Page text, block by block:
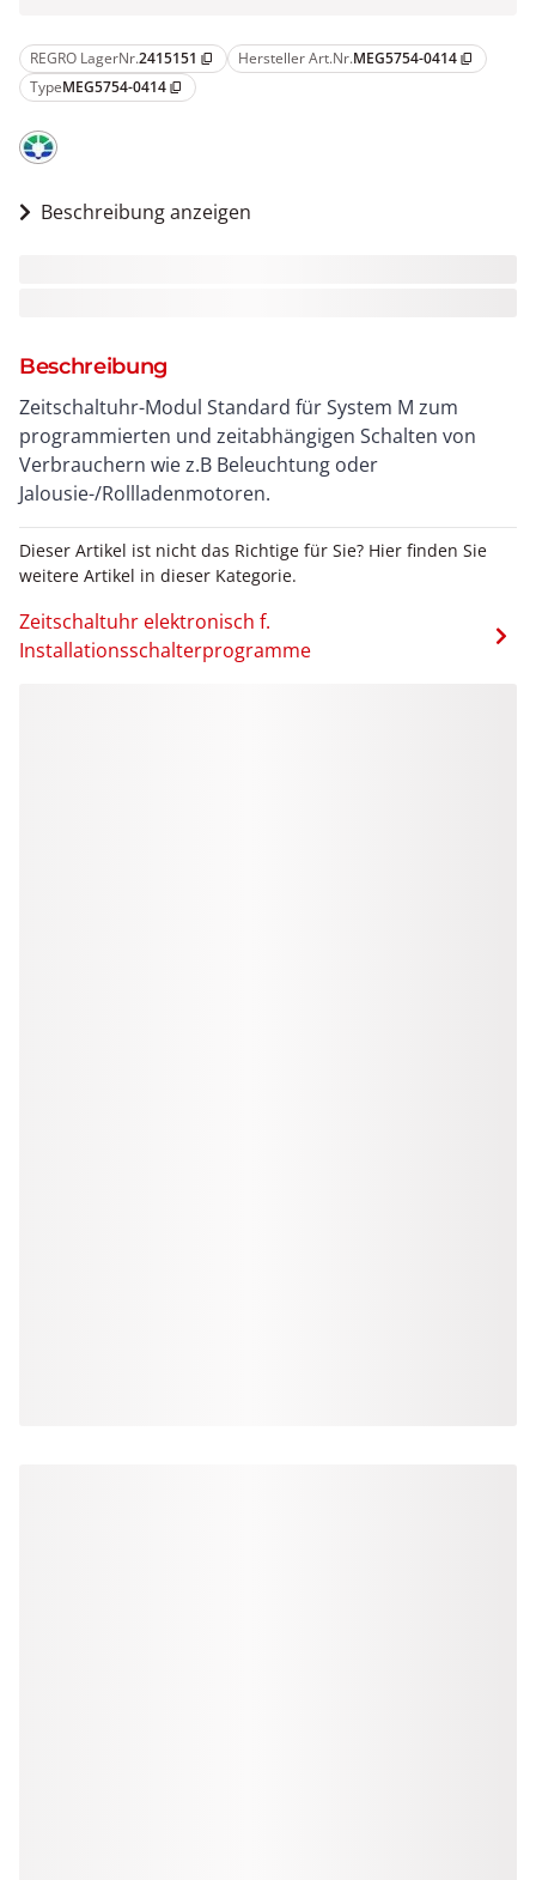
REGRO LagerNr.2415151 content_copy Hersteller Art.Nr.MEG5754-0414 content_copy
TypeMEG5754-0414 content_copy
Beschreibung anzeigen
Beschreibung
Zeitschaltuhr-Modul Standard für System M zum
programmierten und zeitabhängigen Schalten von
Verbrauchern wie z.B Beleuchtung oder
Jalousie-/Rollladenmotoren.
Dieser Artikel ist nicht das Richtige für Sie? Hier finden Sie
weitere Artikel in dieser Kategorie.
Zeitschaltuhr elektronisch f.
Installationsschalterprogramme